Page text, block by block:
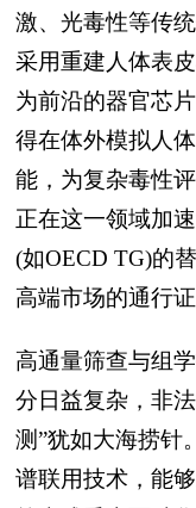
激、光毒性等传
采用重建人体表
为前沿的器官芯
得在体外模拟人
能，为复杂毒性
正在这一领域加
(如OECD TG)的
高端市场的通行
高通量筛查与组
分日益复杂，非
测”犹如大海捞针
谱联用技术，能